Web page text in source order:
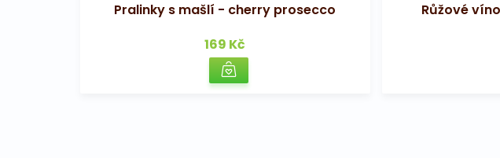
Pralinky s mašlí - cherry prosecco
169 Kč
Růžové